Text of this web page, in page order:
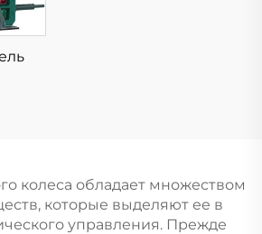
колеса обладает множеством
которые выделяют ее в
управления. Прежде